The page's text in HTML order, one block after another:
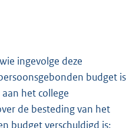
ingevolge deze
budget is
het college
de besteding van het
budget verschuldigd is;